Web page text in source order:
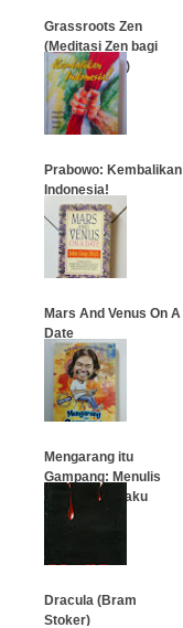
Grassroots Zen
(Meditasi Zen bagi
Setiap Orang)
…
Prabowo: Kembalikan
Indonesia!
…
Mars And Venus On A
Date
…
Mengarang itu
Gampang: Menulis
Skenario & Laku
Dracula (Bram
Stoker)